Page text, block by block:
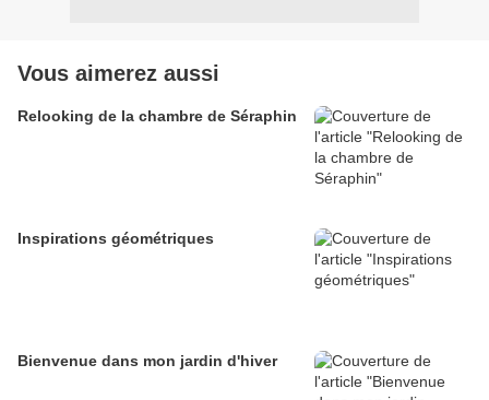
Vous aimerez aussi
Relooking de la chambre de Séraphin
Inspirations géométriques
Bienvenue dans mon jardin d'hiver